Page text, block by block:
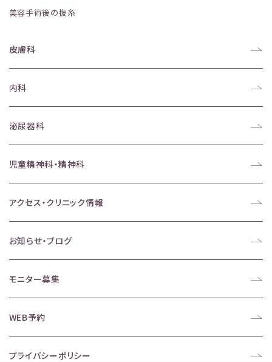
美容手術後の抜糸
皮膚科
内科
泌尿器科
児童精神科・精神科
アクセス・クリニック情報
お知らせ・ブログ
モニター募集
WEB予約
プライバシーポリシー